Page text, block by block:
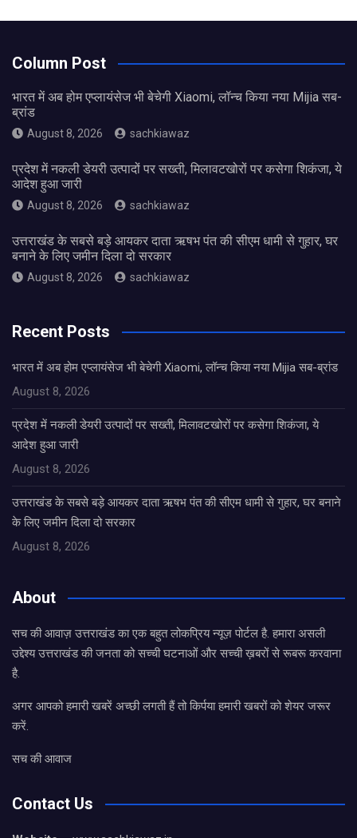
Column Post
भारत में अब होम एप्लायंसेज भी बेचेगी Xiaomi, लॉन्च किया नया Mijia सब-
ब्रांड
August 8, 2026 sachkiawaz
प्रदेश में नकली डेयरी उत्पादों पर सख्ती, मिलावटखोरों पर कसेगा शिकंजा, ये
आदेश हुआ जारी
August 8, 2026 sachkiawaz
उत्तराखंड के सबसे बड़े आयकर दाता ऋषभ पंत की सीएम धामी से गुहार, घर
बनाने के लिए जमीन दिला दो सरकार
August 8, 2026 sachkiawaz
Recent Posts
भारत में अब होम एप्लायंसेज भी बेचेगी Xiaomi, लॉन्च किया नया Mijia सब-ब्रांड
August 8, 2026
प्रदेश में नकली डेयरी उत्पादों पर सख्ती, मिलावटखोरों पर कसेगा शिकंजा, ये
आदेश हुआ जारी
August 8, 2026
उत्तराखंड के सबसे बड़े आयकर दाता ऋषभ पंत की सीएम धामी से गुहार, घर बनाने
के लिए जमीन दिला दो सरकार
August 8, 2026
About
सच की आवाज़ उत्तराखंड का एक बहुत लोकप्रिय न्यूज़ पोर्टल है. हमारा असली
उद्देश्य उत्तराखंड की जनता को सच्ची घटनाओं और सच्ची ख़बरों से रूबरू करवाना
है.
अगर आपको हमारी खबरें अच्छी लगती हैं तो किर्पया हमारी खबरों को शेयर जरूर
करें.
सच की आवाज
Contact Us